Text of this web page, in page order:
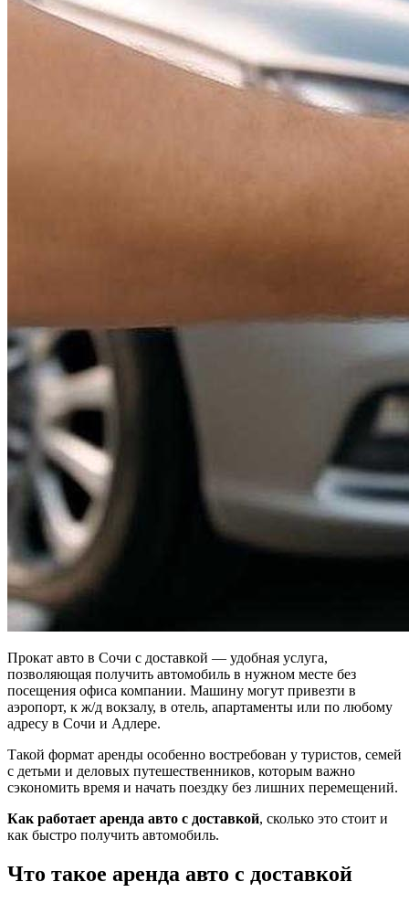
Прокат авто в Сочи с доставкой — удобная услуга,
позволяющая получить автомобиль в нужном месте без
посещения офиса компании. Машину могут привезти в
аэропорт, к ж/д вокзалу, в отель, апартаменты или по любому
адресу в Сочи и Адлере.
Такой формат аренды особенно востребован у туристов, семей
с детьми и деловых путешественников, которым важно
сэкономить время и начать поездку без лишних перемещений.
Как работает аренда авто с доставкой, сколько это стоит и
как быстро получить автомобиль.
Что такое аренда авто с доставкой